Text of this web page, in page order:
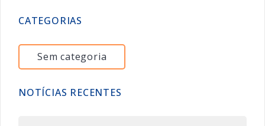
CATEGORIAS
Sem categoria
NOTÍCIAS RECENTES